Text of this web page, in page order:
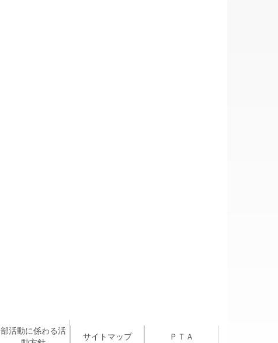
部活動に係わる活
サイトマップ ＰＴＡ